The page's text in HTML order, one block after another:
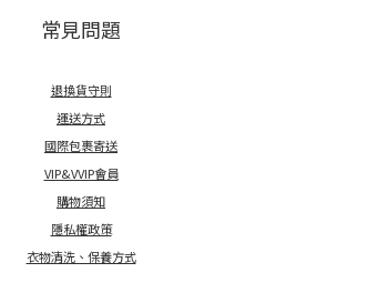
常見問題
退換貨守則
運送方式
國際包裹寄送
VIP&VVIP會員
購物須知
隱私權政策
衣物清洗、保養方式